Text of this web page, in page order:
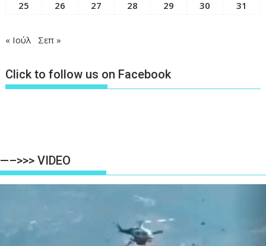
25 26 27 28 29 30 31
« Ιούλ Σεπ »
Click to follow us on Facebook
—–>>> VIDEO